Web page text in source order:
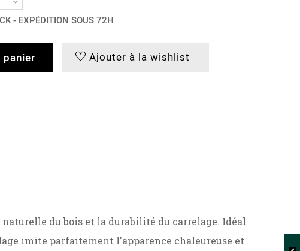
- EXPÉDITION SOUS 72H
panier Ajouter à la wishlist
du bois et la durabilité du carrelage. Idéal
imite parfaitement l'apparence chaleureuse et